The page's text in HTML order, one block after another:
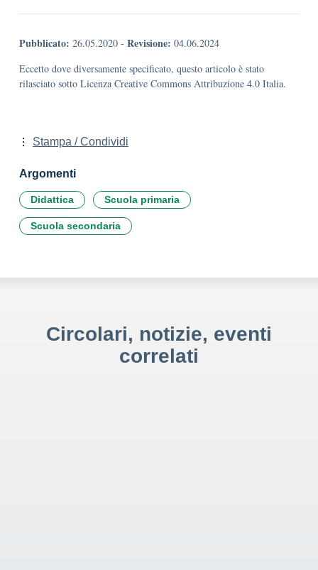
Pubblicato: 26.05.2020 - Revisione: 04.06.2024
Eccetto dove diversamente specificato, questo articolo è stato
rilasciato sotto Licenza Creative Commons Attribuzione 4.0 Italia.
Stampa / Condividi
Argomenti
Didattica Scuola primaria
Scuola secondaria
Circolari, notizie, eventi
correlati